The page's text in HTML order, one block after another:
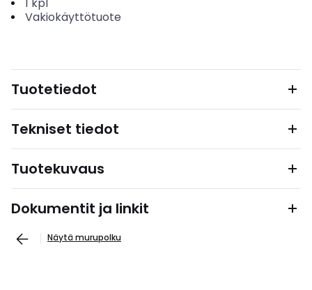
Vakiokäyttötuote
Tuotetiedot
Tekniset tiedot
Tuotekuvaus
Dokumentit ja linkit
Näytä murupolku